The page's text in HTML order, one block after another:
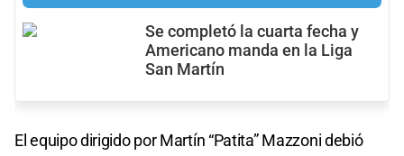
Se completó la cuarta fecha y
Americano manda en la Liga
San Martín
El equipo dirigido por Martín “Patita” Mazzoni debió